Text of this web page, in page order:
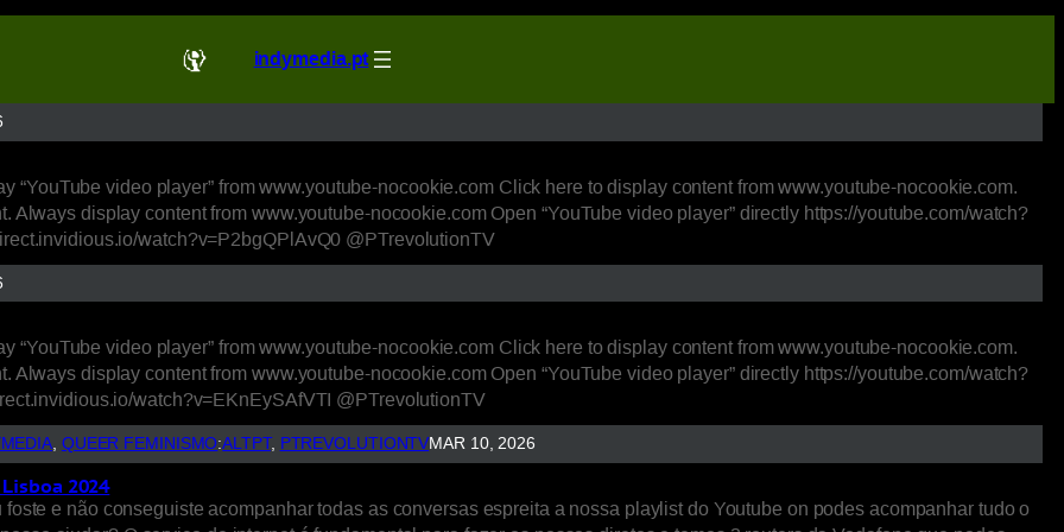
indymedia.pt
video player” from www.youtube-nocookie.com Click here to display content from www.youtube-nocookie.com.
display content from www.youtube-nocookie.com Open “YouTube video player” directly https://youtube.com/watch?
watch?v=P2bgQPlAvQ0 @PTrevolutionTV
video player” from www.youtube-nocookie.com Click here to display content from www.youtube-nocookie.com.
display content from www.youtube-nocookie.com Open “YouTube video player” directly https://youtube.com/watch?
watch?v=EKnEySAfVTI @PTrevolutionTV
, QUEER FEMINISMO:ALTPT, PTREVOLUTIONTVMAR 10, 2026
2024
e não conseguiste acompanhar todas as conversas espreita a nossa playlist do Youtube on podes acompanhar tudo o